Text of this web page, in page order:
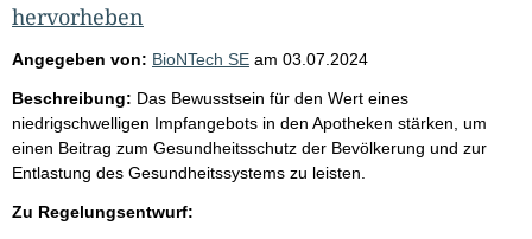
hervorheben
Angegeben von: BioNTech SE am 03.07.2024
Beschreibung: Das Bewusstsein für den Wert eines
niedrigschwelligen Impfangebots in den Apotheken stärken, um
einen Beitrag zum Gesundheitsschutz der Bevölkerung und zur
Entlastung des Gesundheitssystems zu leisten.
Zu Regelungsentwurf: